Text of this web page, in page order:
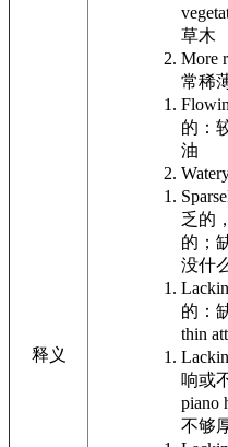
释义
草木
More
常稀
的：
油
乏的
的；
没什
的：
thin
响或
piano
不够